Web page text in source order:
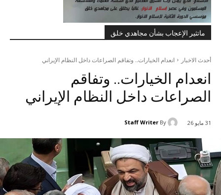
ماتثير الإعجاب بشأن مجاهدي خلق
أحدث الاخبار انعدام الخيارات.. وتفاقم الصراعات داخل النظام الإيراني
انعدام الخيارات.. وتفاقم
الصراعات داخل النظام الإيراني
31 مايو 26 By
Staff Writer